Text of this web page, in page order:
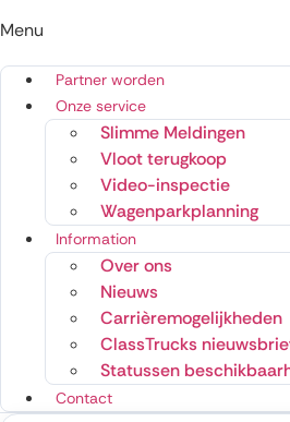
Menu
Partner worden
Onze service
Slimme Meldingen
Vloot terugkoop
Video-inspectie
Wagenparkplanning
Information
Over ons
Nieuws
Carrièremogelijkheden
ClassTrucks
Statussen
Contact